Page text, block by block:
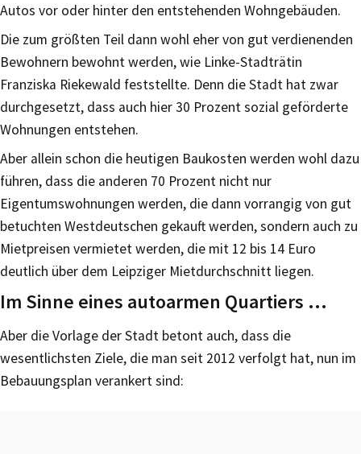
Autos vor oder hinter den entstehenden Wohngebäuden.
Die zum größten Teil dann wohl eher von gut verdienenden
Bewohnern bewohnt werden, wie Linke-Stadträtin
Franziska Riekewald feststellte. Denn die Stadt hat zwar
durchgesetzt, dass auch hier 30 Prozent sozial geförderte
Wohnungen entstehen.
Aber allein schon die heutigen Baukosten werden wohl dazu
führen, dass die anderen 70 Prozent nicht nur
Eigentumswohnungen werden, die dann vorrangig von gut
betuchten Westdeutschen gekauft werden, sondern auch zu
Mietpreisen vermietet werden, die mit 12 bis 14 Euro
deutlich über dem Leipziger Mietdurchschnitt liegen.
Im Sinne eines autoarmen Quartiers …
Aber die Vorlage der Stadt betont auch, dass die
wesentlichsten Ziele, die man seit 2012 verfolgt hat, nun im
Bebauungsplan verankert sind: